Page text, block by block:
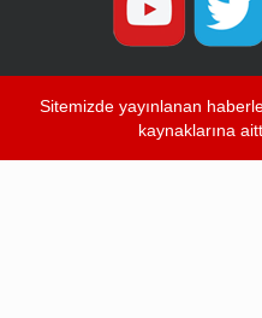
Sitemizde yayınlanan
kaynaklarına